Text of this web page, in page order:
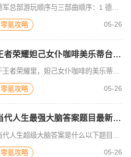
德军总部游玩顺序与三部曲顺序：1 德军总部三部曲分别是【德军总部：旧血脉】【德军总部：新秩序】【德军总部2：新巨人】，可以按照剧情顺序游玩2 先玩2015年发布的【德军总部：旧血脉】3 接着玩2014
零氪攻略 05-26
王者荣耀妲己女仆咖啡美乐蒂台词获取方法,快速知晓获取途径
于王者荣耀里，妲己女仆咖啡的美乐蒂之语，乃是众多玩家心心念念渴望获取的语音。下面就为诸位呈上获取它的攻略：这款语音在游戏中备受瞩目，其独特的魅力吸引着无数玩家。妲己女仆咖啡本就以可爱形象深受喜爱，搭配
零氪攻略 05-26
当代人生最强大脑答案题目最新 当代人生最强大脑(问题)答案题目2023
零氪攻略 05-26